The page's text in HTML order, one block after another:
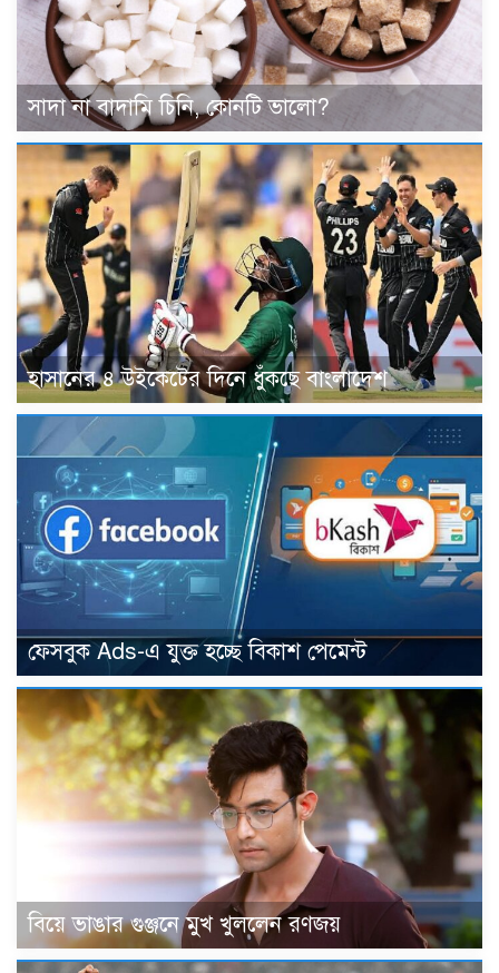
সাদা না বাদামি চিনি, কোনটি ভালো?
হাসানের ৪ উইকেটের দিনে ধুঁকছে বাংলাদেশ
ফেসবুক Ads-এ যুক্ত হচ্ছে বিকাশ পেমেন্ট
বিয়ে ভাঙার গুঞ্জনে মুখ খুললেন রণজয়